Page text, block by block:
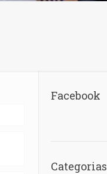
Facebook
Categorias